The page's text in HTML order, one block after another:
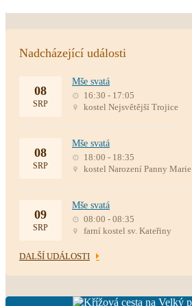
Nadcházející události
08
SRP
Mše svatá
16:30 - 17:05
kostel Nejsvětější Trojice
08
SRP
Mše svatá
18:00 - 18:35
kostel Narození Panny Marie
09
SRP
Mše svatá
08:00 - 08:35
farní kostel sv. Kateřiny
DALŠÍ UDÁLOSTI